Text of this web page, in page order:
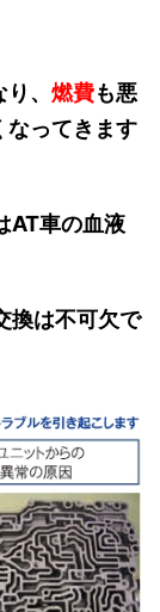
、 燃費も悪
なってきます
AT車の血液
換は不可欠で